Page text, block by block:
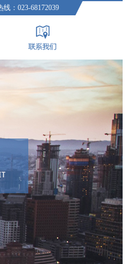
线：023-68172039